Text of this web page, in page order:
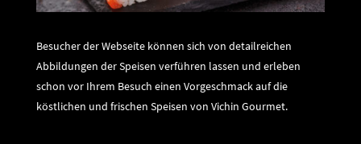
Besucher der Webseite können sich von detailreichen
Abbildungen der Speisen verführen lassen und erleben
schon vor Ihrem Besuch einen Vorgeschmack auf die
köstlichen und frischen Speisen von Vichin Gourmet.